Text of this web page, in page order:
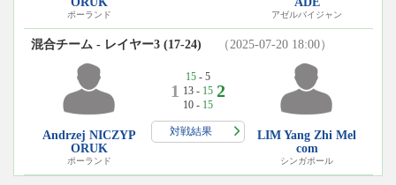
ポーランド アゼルバイジャン
混合チーム - レイヤー3 (17-24) （2025-07-20 18:00）
Andrzej NICZYP
ORUK
ポーランド
1
15- 5
13 - 15
10 - 15
2
対戦結果
LIM Yang Zhi Mel
com
シンガポール